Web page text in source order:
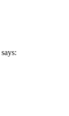
says: